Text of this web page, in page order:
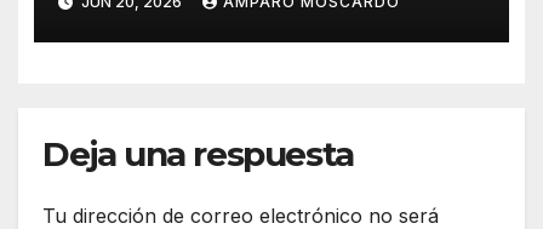
Deja una respuesta
Tu dirección de correo electrónico no será